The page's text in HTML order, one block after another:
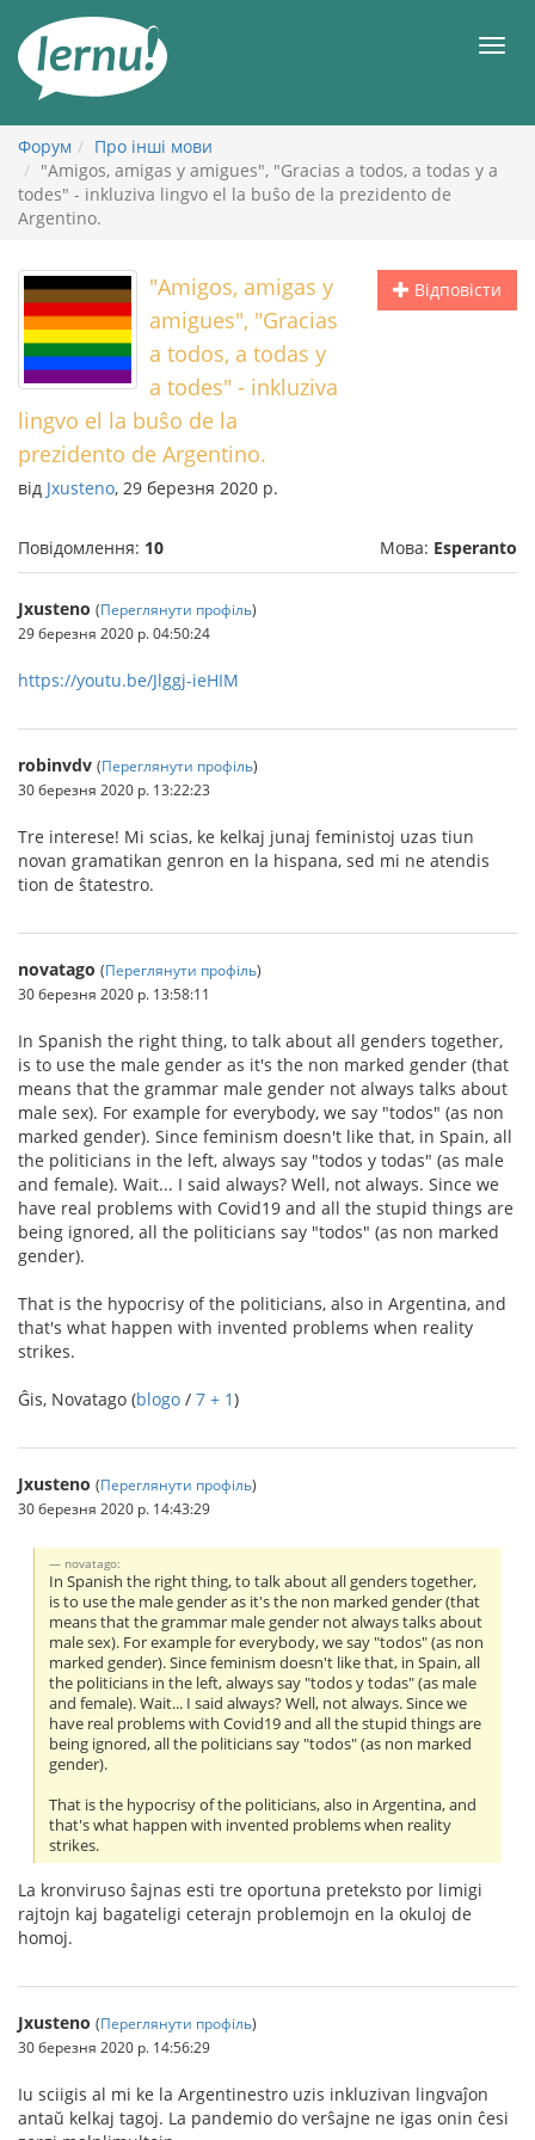
змісту
Форум
Про інші мови
"Amigos, amigas y amigues", "Gracias a todos, a todas y a
todes" - inkluziva lingvo el la buŝo de la prezidento de
Argentino.
Відповісти
"Amigos, amigas y
amigues", "Gracias
a todos, a todas y
a todes" - inkluziva
lingvo el la buŝo de la
prezidento de Argentino.
від Jxusteno, 29 березня 2020 р.
Повідомлення: 10 Мова: Esperanto
Jxusteno (Переглянути профіль)
29 березня 2020 р. 04:50:24
https://youtu.be/Jlggj-ieHIM
robinvdv (Переглянути профіль)
30 березня 2020 р. 13:22:23
Tre interese! Mi scias, ke kelkaj junaj feministoj uzas tiun
novan gramatikan genron en la hispana, sed mi ne atendis
tion de ŝtatestro.
novatago (Переглянути профіль)
30 березня 2020 р. 13:58:11
In Spanish the right thing, to talk about all genders together,
is to use the male gender as it's the non marked gender (that
means that the grammar male gender not always talks about
male sex). For example for everybody, we say "todos" (as non
marked gender). Since feminism doesn't like that, in Spain, all
the politicians in the left, always say "todos y todas" (as male
and female). Wait... I said always? Well, not always. Since we
have real problems with Covid19 and all the stupid things are
being ignored, all the politicians say "todos" (as non marked
gender).
That is the hypocrisy of the politicians, also in Argentina, and
that's what happen with invented problems when reality
strikes.
Ĝis, Novatago (blogo / 7 + 1)
Jxusteno (Переглянути профіль)
30 березня 2020 р. 14:43:29
novatago:
In Spanish the right thing, to talk about all genders together,
is to use the male gender as it's the non marked gender (that
means that the grammar male gender not always talks about
male sex). For example for everybody, we say "todos" (as non
marked gender). Since feminism doesn't like that, in Spain, all
the politicians in the left, always say "todos y todas" (as male
and female). Wait... I said always? Well, not always. Since we
have real problems with Covid19 and all the stupid things are
being ignored, all the politicians say "todos" (as non marked
gender).
That is the hypocrisy of the politicians, also in Argentina, and
that's what happen with invented problems when reality
strikes.
La kronviruso ŝajnas esti tre oportuna preteksto por limigi
rajtojn kaj bagateligi ceterajn problemojn en la okuloj de
homoj.
Jxusteno (Переглянути профіль)
30 березня 2020 р. 14:56:29
Iu sciigis al mi ke la Argentinestro uzis inkluzivan lingvaĵon
antaŭ kelkaj tagoj. La pandemio do verŝajne ne igas onin ĉesi